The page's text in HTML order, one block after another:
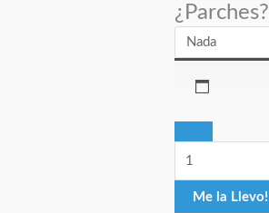
¿Parches?
Me la Llevo!